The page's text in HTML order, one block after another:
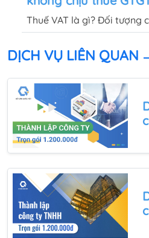
Thuế VAT là gì? Đối tượng
GTGT được quy định như
nghĩa của thuế giá trị gia
gì
DỊCH VỤ LIÊN QUAN